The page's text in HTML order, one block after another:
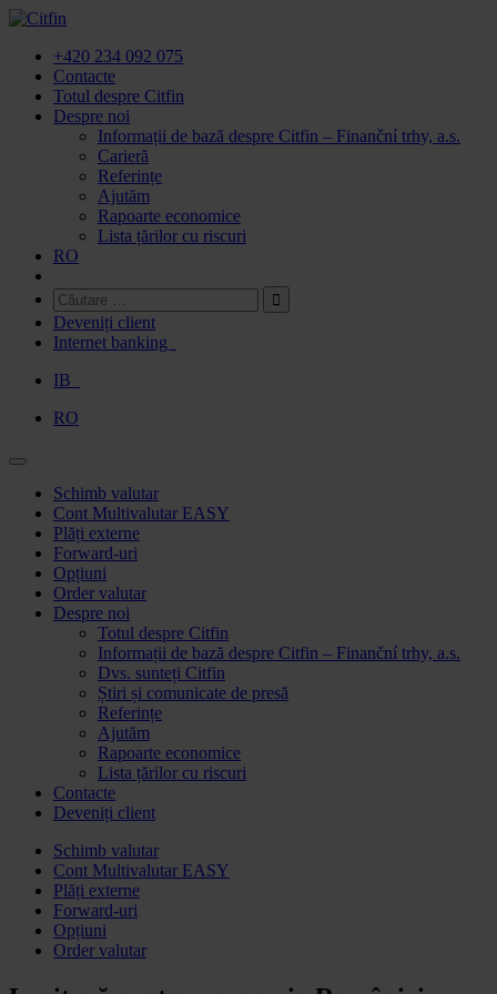
Accesați
+420 234 092 075
Contacte
Totul despre Citfin
Despre noi
Informații de bază despre Citfin – Finanční trhy, a.s.
Carieră
Referințe
Ajutăm
Rapoarte economice
Lista țărilor cu riscuri
RO
Deveniți client
Internet banking
IB
RO
Accesați
conținutul
Schimb valutar
Cont Multivalutar EASY
Plăți externe
Forward-uri
Opțiuni
Order valutar
Despre noi
Totul despre Citfin
Informații de bază despre Citfin – Finanční trhy, a.s.
Dvs. sunteți Citfin
Știri și comunicate de presă
Referințe
Ajutăm
Rapoarte economice
Lista țărilor cu riscuri
Contacte
Deveniți client
Accesați
conținutul
Schimb valutar
Cont Multivalutar EASY
Plăți externe
Forward-uri
Opțiuni
Order valutar